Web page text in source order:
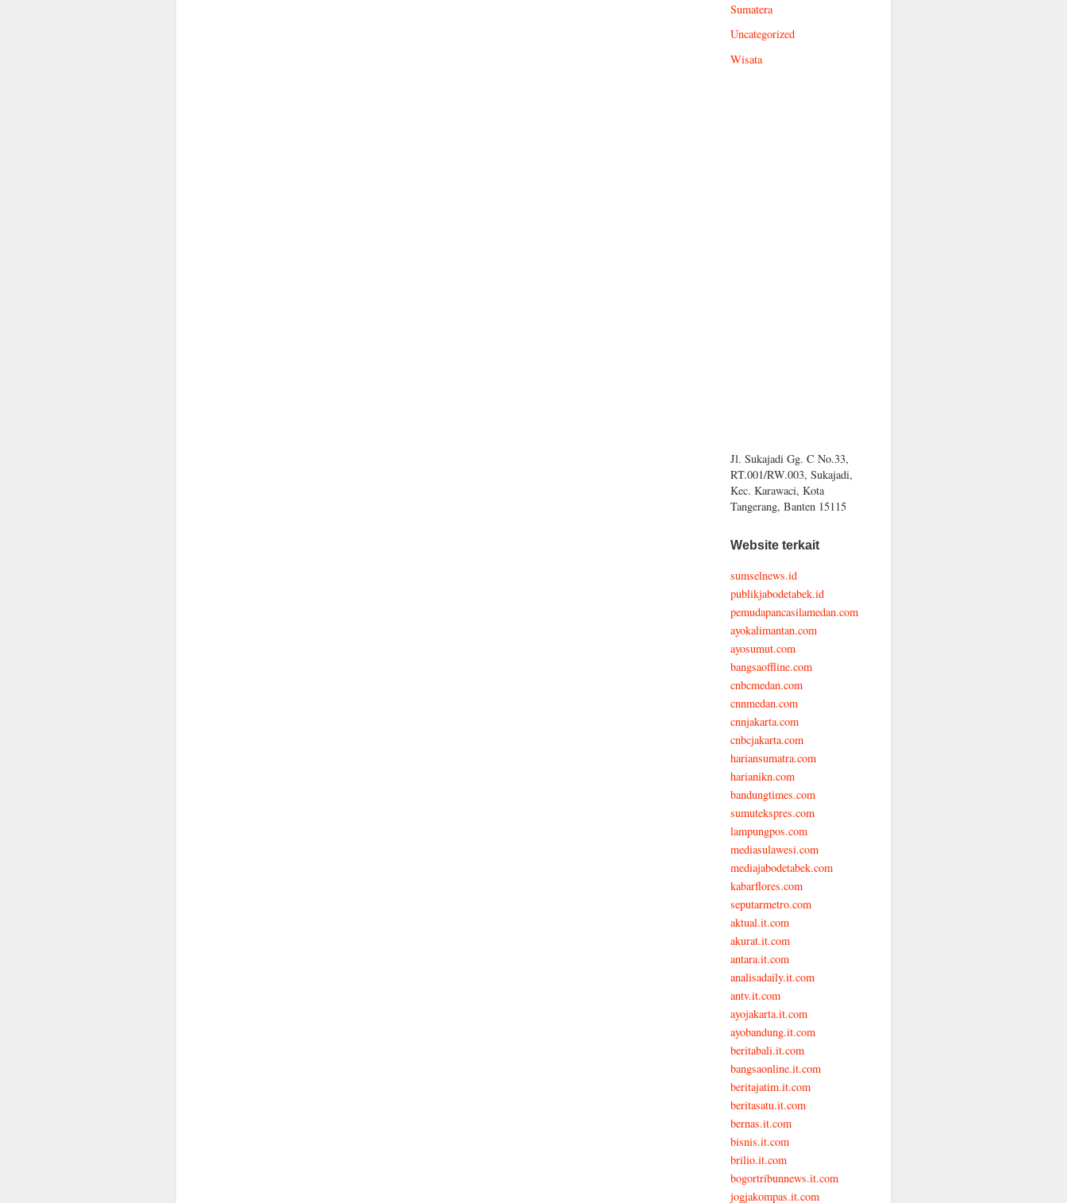
Sumatera
Uncategorized
Wisata
Jl. Sukajadi Gg. C No.33,
RT.001/RW.003, Sukajadi,
Kec. Karawaci, Kota
Tangerang, Banten 15115
Website terkait
sumselnews.id
publikjabodetabek.id
pemudapancasilamedan.com
ayokalimantan.com
ayosumut.com
bangsaoffline.com
cnbcmedan.com
cnnmedan.com
cnnjakarta.com
cnbcjakarta.com
hariansumatra.com
harianikn.com
bandungtimes.com
sumutekspres.com
lampungpos.com
mediasulawesi.com
mediajabodetabek.com
kabarflores.com
seputarmetro.com
aktual.it.com
akurat.it.com
antara.it.com
analisadaily.it.com
antv.it.com
ayojakarta.it.com
ayobandung.it.com
beritabali.it.com
bangsaonline.it.com
beritajatim.it.com
beritasatu.it.com
bernas.it.com
bisnis.it.com
brilio.it.com
bogortribunnews.it.com
jogjakompas.it.com